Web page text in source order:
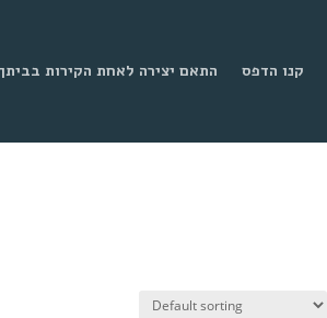
התאם יצירה לאחת הקירות קנו הדפס